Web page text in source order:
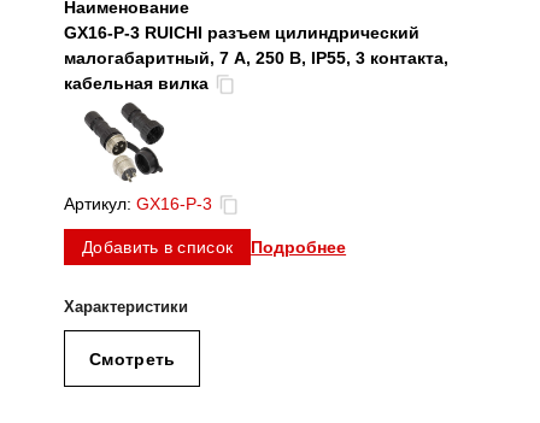
GX16-P-3 RUICHI разъем цилиндрический
малогабаритный, 7 А, 250 В, IP55, 3 контакта,
кабельная вилка
Артикул: GX16-P-3
Добавить в список Подробнее
Смотреть